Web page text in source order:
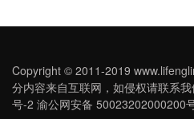
Copyright © 2011-2019
分内容来自互联网，如侵权请联系
号-2 渝公网安备 50023202000200